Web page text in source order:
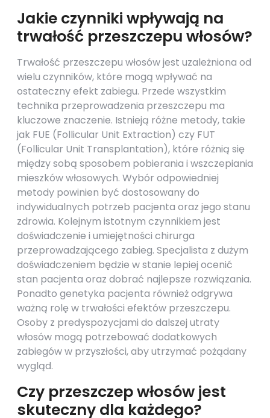
Jakie czynniki wpływają na
trwałość przeszczepu włosów?
Trwałość przeszczepu włosów jest uzależniona od
wielu czynników, które mogą wpływać na
ostateczny efekt zabiegu. Przede wszystkim
technika przeprowadzenia przeszczepu ma
kluczowe znaczenie. Istnieją różne metody, takie
jak FUE (Follicular Unit Extraction) czy FUT
(Follicular Unit Transplantation), które różnią się
między sobą sposobem pobierania i wszczepiania
mieszków włosowych. Wybór odpowiedniej
metody powinien być dostosowany do
indywidualnych potrzeb pacjenta oraz jego stanu
zdrowia. Kolejnym istotnym czynnikiem jest
doświadczenie i umiejętności chirurga
przeprowadzającego zabieg. Specjalista z dużym
doświadczeniem będzie w stanie lepiej ocenić
stan pacjenta oraz dobrać najlepsze rozwiązania.
Ponadto genetyka pacjenta również odgrywa
ważną rolę w trwałości efektów przeszczepu.
Osoby z predyspozycjami do dalszej utraty
włosów mogą potrzebować dodatkowych
zabiegów w przyszłości, aby utrzymać pożądany
wygląd.
Czy przeszczep włosów jest
skuteczny dla każdego?